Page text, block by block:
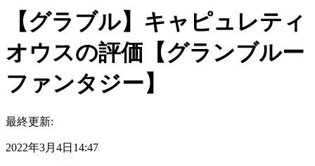
【グラブル】キャピュレティ
オウスの評価【グランブルー
ファンタジー】
最終更新:
2022年3月4日14:47